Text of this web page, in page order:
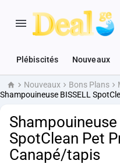
Plébiscités Nouveaux
AccueilNouveaux Bons Plans
Shampouineuse BISSELL
Shampouineuse
SpotClean Pet
Canapé/tapis